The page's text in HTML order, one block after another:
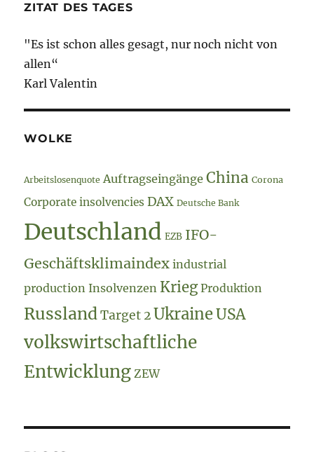
ZITAT DES TAGES
"Es ist schon alles gesagt, nur noch nicht von
allen“
Karl Valentin
WOLKE
Arbeitslosenquote Auftragseingänge China Corona
Corporate insolvencies DAX Deutsche Bank
Deutschland EZB IFO-
Geschäftsklimaindex industrial
production Insolvenzen Krieg Produktion
Russland Target 2 Ukraine USA
volkswirtschaftliche
Entwicklung ZEW